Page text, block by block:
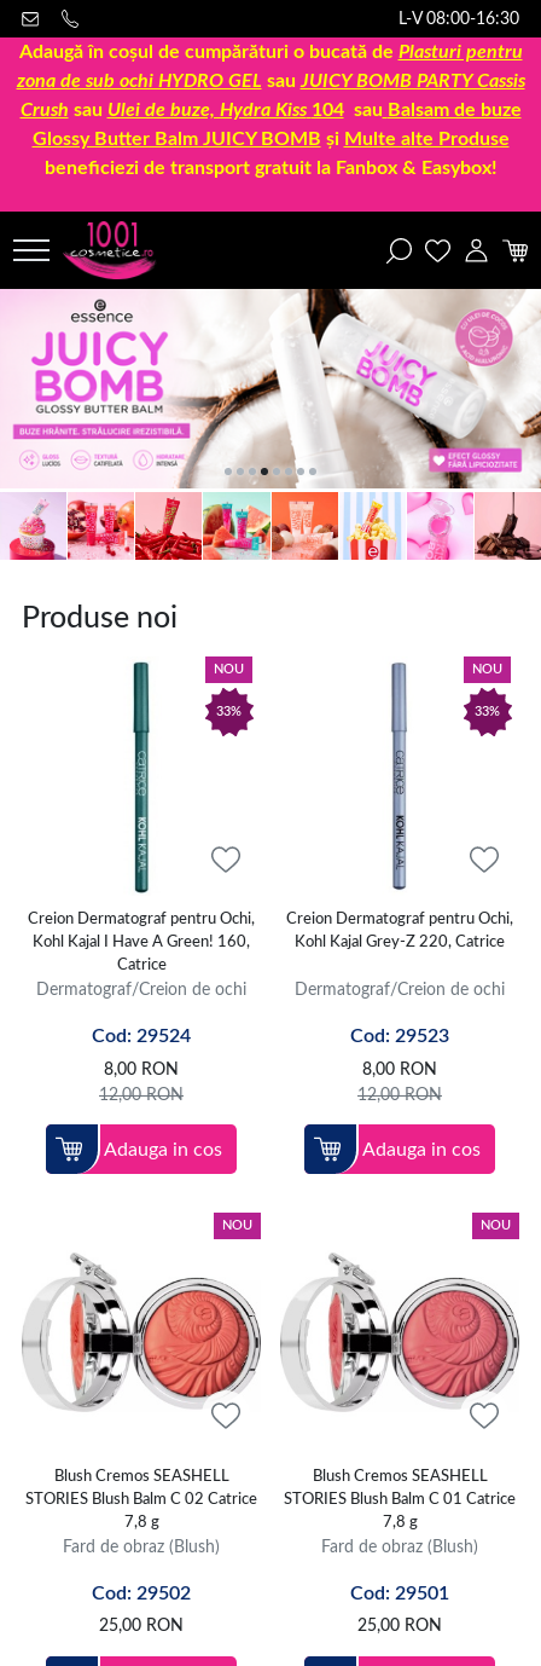
L-V 08:00-16:30
Adaugă în coșul de cumpărături o bucată de Plasturi pentru
zona de sub ochi HYDRO GEL sau JUICY BOMB PARTY Cassis
Crush sau Ulei de buze, Hydra Kiss 104sau Balsam de buze
Glossy Butter Balm JUICY BOMB și Multe alte Produse
beneficiezi de transport gratuit la Fanbox & Easybox!
Produse noi
NOU
33%
Creion Dermatograf pentru Ochi,
Kohl Kajal I Have A Green! 160,
Catrice
Dermatograf/Creion de ochi
Cod: 29524
8,00 RON
12,00RON
Adauga in cos
NOU
33%
Creion Dermatograf pentru Ochi,
Kohl Kajal Grey-Z 220, Catrice
Dermatograf/Creion de ochi
Cod: 29523
8,00 RON
12,00RON
Adauga in cos
NOU
Blush Cremos SEASHELL
STORIES Blush Balm C 02 Catrice
7,8 g
Fard de obraz (Blush)
Cod: 29502
25,00 RON
NOU
Blush Cremos SEASHELL
STORIES Blush Balm C 01 Catrice
7,8 g
Fard de obraz (Blush)
Cod: 29501
25,00 RON